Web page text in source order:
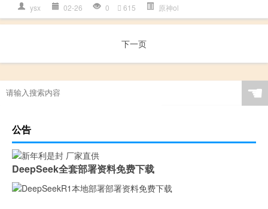
ysx 02-26 0 615 原神ol
下一页
☚
公告
DeepSeek全套部署资料免费下载